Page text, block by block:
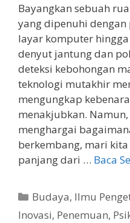
Bayangkan sebuah
yang dipenuhi
layar komputer
denyut jantung dan
deteksi kebohongan
teknologi mutakhir
mengungkap
menakjubkan.
menghargai
berkembang, mari
panjang dari … Baca
Kategori
Budaya, Ilmu
Inovasi, Penemuan,